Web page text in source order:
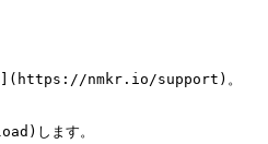
さい](https://nmkr.io/support)。
します。